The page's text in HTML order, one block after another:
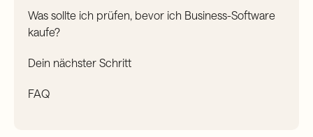
Was sollte ich prüfen, bevor ich Business-Software
kaufe?
Dein nächster Schritt
FAQ